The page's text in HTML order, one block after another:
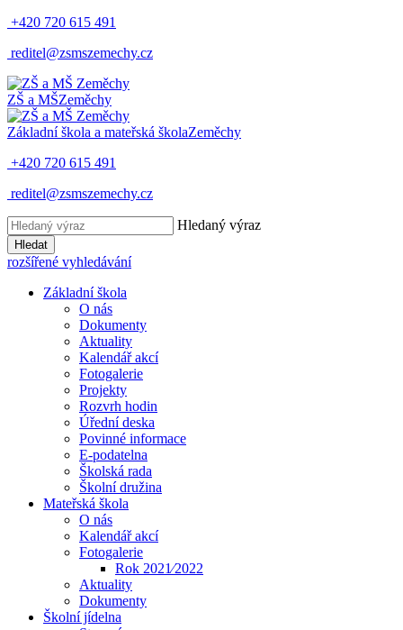
+420 720 615 491
reditel@zsmszemechy.cz
ZŠ a MŠZeměchy
Základní škola a mateřská školaZeměchy
+420 720 615 491
reditel@zsmszemechy.cz
Hledaný výraz
Hledat
rozšířené vyhledávání
Základní škola
O nás
Dokumenty
Aktuality
Kalendář akcí
Fotogalerie
Projekty
Rozvrh hodin
Úřední deska
Povinné informace
E-podatelna
Školská rada
Školní družina
Mateřská škola
O nás
Kalendář akcí
Fotogalerie
Rok 2021⁄2022
Aktuality
Dokumenty
Školní jídelna